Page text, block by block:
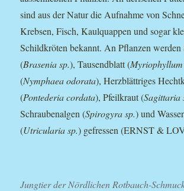
sind aus der Natur die Aufnahme von
Krebsen, Fisch, Kaulquappen und sogar
Schildkröten bekannt. An Pflanzen
(Brasenia sp.), Tausendblatt (
(Nymphaea odorata), Herzblättriges
(Pontederia cordata), Pfeilkraut (Sagittaria
Schraubenalgen (Spirogyra sp.) und
(Utricularia sp.) gefressen (ERNST &
Jungtier der Nördlichen Rotbauch-